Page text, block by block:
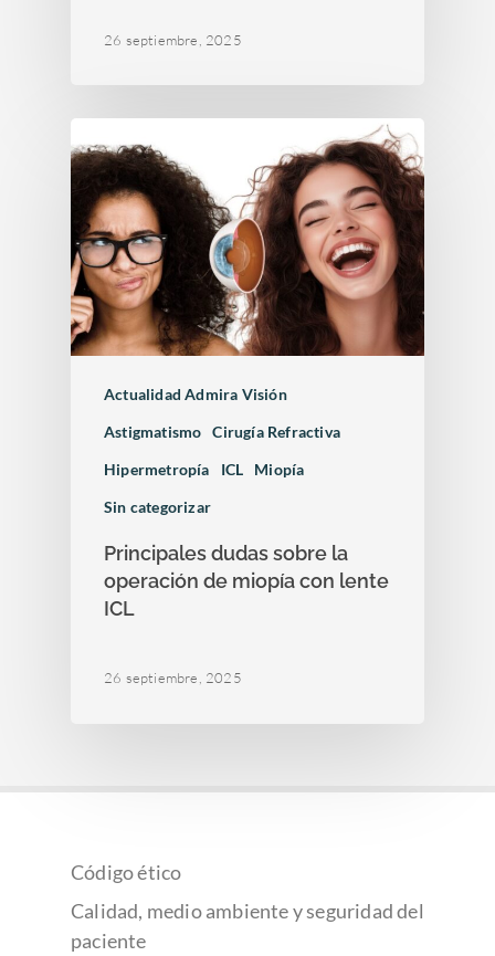
26 septiembre, 2025
Actualidad Admira Visión
Astigmatismo
Cirugía Refractiva
Hipermetropía
ICL
Miopía
Sin categorizar
Principales dudas sobre la
operación de miopía con lente
ICL
26 septiembre, 2025
Código ético
Calidad, medio ambiente y seguridad del
paciente